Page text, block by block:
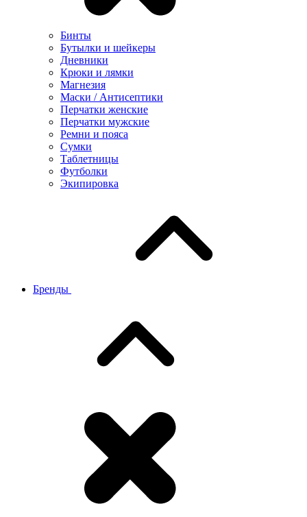
Бинты
Бутылки и шейкеры
Дневники
Крюки и лямки
Магнезия
Маски / Антисептики
Перчатки женские
Перчатки мужские
Ремни и пояса
Сумки
Таблетницы
Футболки
Экипировка
Бренды